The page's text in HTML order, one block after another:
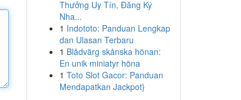
Thưởng Uy Tín, Đăng Ký
Nha...
1 Indototo: Panduan Lengkap
dan Ulasan Terbaru
1 Blådvärg skånska hönan:
En unik miniatyr höna
1 Toto Slot Gacor: Panduan
Mendapatkan Jackpot}